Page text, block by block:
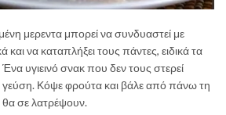
μερεντα μπορεί να συνδυαστεί με
και να καταπλήξει τους πάντες, ειδικά τα
υγιεινό σνακ που δεν τους στερεί
γεύση. Κόψε φρούτα και βάλε από πάνω τη
θα σε λατρέψουν.